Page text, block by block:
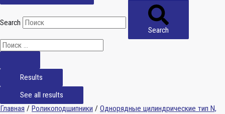
Search
Search
Results
See all results
Главная / Роликоподшипники / Однорядные цилиндрические тип N,